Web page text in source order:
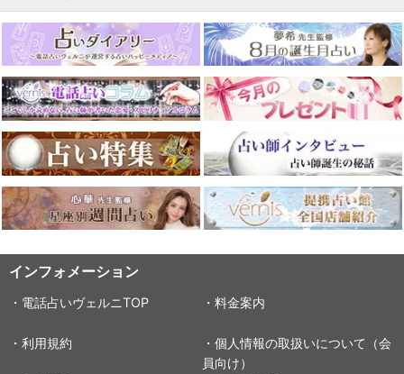
インフォメーション
・電話占いヴェルニTOP ・料金案内
・利用規約
・個人情報の取扱いについて（会
員向け）